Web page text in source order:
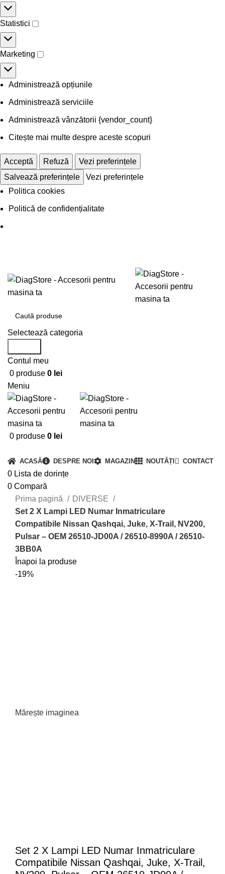
Statistici
Marketing
Administrează opțiunile
Administrează serviciile
Administrează vânzătorii {vendor_count}
Citește mai multe despre aceste scopuri
Acceptă Refuză
Vezi preferințele
Salvează preferințele
Vezi preferințele
Politica cookies
Politică de confidențialitate
Selectează categoria
Contul meu
0 produse 0 lei
Meniu
0 produse 0 lei
ACASĂ DESPRE NOI MAGAZIN NOUTĂȚI CONTACT
0 Lista de dorințe
0 Compară
Prima pagină
DIVERSE
Set 2 X Lampi LED Numar Inmatriculare
Compatibile Nissan Qashqai, Juke, X-Trail, NV200,
Pulsar – OEM 26510-JD00A / 26510-8990A / 26510-
3BB0A
Înapoi la produse
-19%
Mărește imaginea
Set 2 X Lampi LED Numar Inmatriculare
Compatibile Nissan Qashqai, Juke, X-Trail,